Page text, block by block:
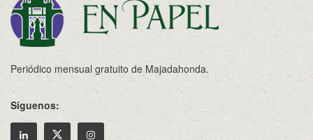
Periódico mensual gratuito de Majadahonda.
Síguenos: